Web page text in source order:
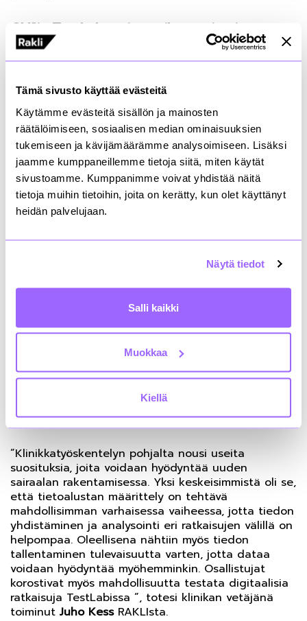
Tämä sivusto käyttää evästeitä
Käytämme evästeitä sisällön ja mainosten
räätälöimiseen, sosiaalisen median ominaisuuksien
tukemiseen ja kävijämäärämme analysoimiseen. Lisäksi
jaamme kumppaneillemme tietoja siitä, miten käytät
sivustoamme. Kumppanimme voivat yhdistää näitä
tietoja muihin tietoihin, joita on kerätty, kun olet käyttänyt
heidän palvelujaan.
Näytä tiedot
Salli kaikki
Muokkaa
Kiellä
OYSin TestLab tarjoaa tilan uusimpien
teknologiaratkaisujen testaamiseen
OYSin TestLabissa, joka tarjoaa tilat uusimpien
teknologiratkaisujen testaamiseen sekä
mahdollistaa ratkaisujen yhteistestauksen ennen
käyttöönottoa. Klinikan tulosseminaarissa esittäytyi
myös kaksi palveluntarjoajaa, joiden tuotteet ovat
olleet testikäytössä TestLabissa. Toinen heistä, Valfi
Human Analytics, hyödyntää turvakameratekniikkaa
ja kasvojen tunnistuksella pystyy laskemaan
ihmisvirtoja ja jopa tiloissa vallitsevia tunnetiloja.
tekemästä sisäilmatutkimuksesta TestLabissa, joka
huoneiden kesken. Yrityksen ratkaisu smAIRt® -
teknologia analysoi ja puhdistaa ilmaa
lisäksi klinikka on tarjonnut mahdollisuuden isolle
joukolle startupeja päästä kertomaan palveluistaan
Klinikan suosituksista eväitä kehittää
maailman parasta sairaalaa
”Klinikkatyöskentelyn pohjalta nousi useita
suosituksia, joita voidaan hyödyntää uuden
sairaalan rakentamisessa. Yksi keskeisimmistä oli se,
että tietoalustan määrittely on tehtävä
mahdollisimman varhaisessa vaiheessa, jotta tiedon
yhdistäminen ja analysointi eri ratkaisujen välillä on
helpompaa. Oleellisena nähtiin myös tiedon
tallentaminen tulevaisuutta varten, jotta dataa
voidaan hyödyntää myöhemminkin. Osallistujat
korostivat myös mahdollisuutta testata digitaalisia
ratkaisuja TestLabissa ”, totesi klinikan vetäjänä
toiminut Juho KessRAKLIsta.